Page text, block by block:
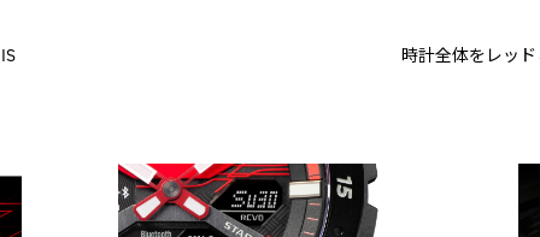
時計全体をレッ